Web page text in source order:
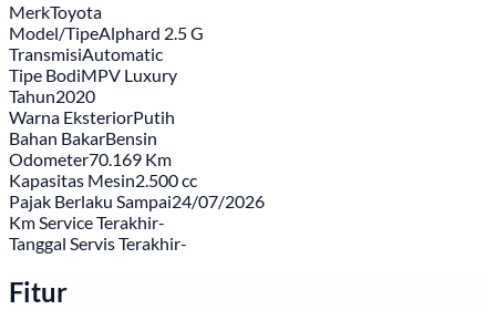
MerkToyota
Model/TipeAlphard 2.5 G
TransmisiAutomatic
Tipe BodiMPV Luxury
Tahun2020
Warna EksteriorPutih
Bahan BakarBensin
Odometer70.169 Km
Kapasitas Mesin2.500 cc
Pajak Berlaku Sampai24/07/2026
Km Service Terakhir-
Tanggal Servis Terakhir-
Fitur